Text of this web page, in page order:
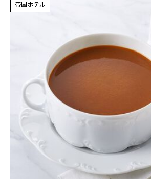
帝国ホテル